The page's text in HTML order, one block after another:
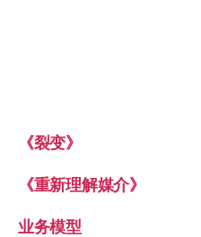
《裂变》
《重新理解媒介》
业务模型